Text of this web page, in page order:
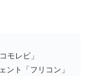
モレビ」
ント「フリコン」